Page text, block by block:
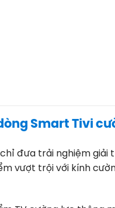
Smart Tivi
chỉ đưa trải nghiệm giải
vượt trội với kính